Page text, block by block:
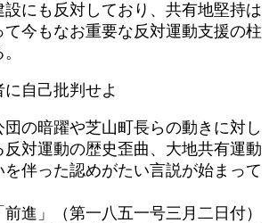
にも反対しており、共有地堅持は
今もなお重要な反対運動支援の柱
自己批判せよ
の暗躍や芝山町長らの動きに対し
対運動の歴史歪曲、大地共有運動
伴った認めがたい言説が始まって
進」（第一八五一号三月二日付）